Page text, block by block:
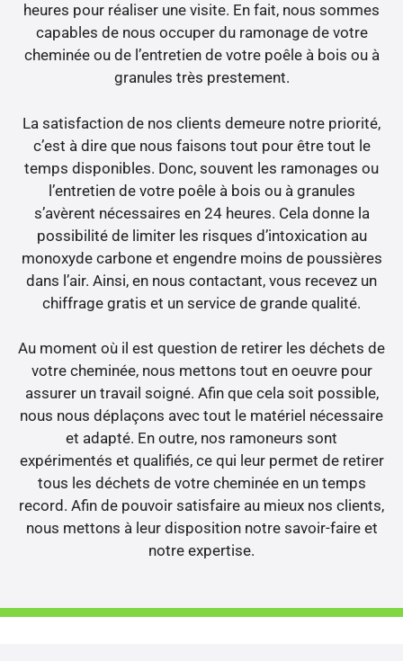
heures pour réaliser une visite. En fait, nous sommes
capables de nous occuper du ramonage de votre
cheminée ou de l’entretien de votre poêle à bois ou à
granules très prestement.
La satisfaction de nos clients demeure notre priorité,
c’est à dire que nous faisons tout pour être tout le
temps disponibles. Donc, souvent les ramonages ou
l’entretien de votre poêle à bois ou à granules
s’avèrent nécessaires en 24 heures. Cela donne la
possibilité de limiter les risques d’intoxication au
monoxyde carbone et engendre moins de poussières
dans l’air. Ainsi, en nous contactant, vous recevez un
chiffrage gratis et un service de grande qualité.
Au moment où il est question de retirer les déchets de
votre cheminée, nous mettons tout en oeuvre pour
assurer un travail soigné. Afin que cela soit possible,
nous nous déplaçons avec tout le matériel nécessaire
et adapté. En outre, nos ramoneurs sont
expérimentés et qualifiés, ce qui leur permet de retirer
tous les déchets de votre cheminée en un temps
record. Afin de pouvoir satisfaire au mieux nos clients,
nous mettons à leur disposition notre savoir-faire et
notre expertise.